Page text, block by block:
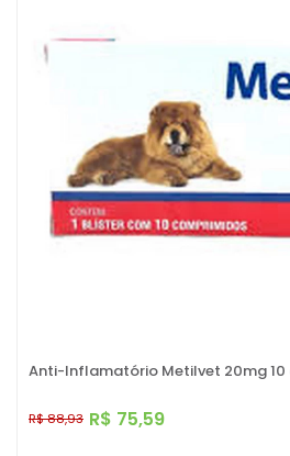
Anti-Inflamatório Metilvet 20mg
R$ 75,59
R$ 88,93